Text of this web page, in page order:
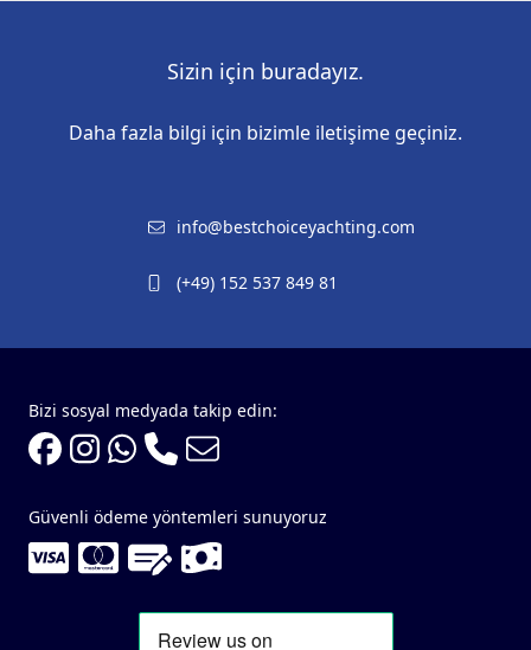
Sizin için buradayız.
Daha fazla bilgi için bizimle iletişime geçiniz.
info@bestchoiceyachting.com
(+49) 152 537 849 81
Bizi sosyal medyada takip edin:
Güvenli ödeme yöntemleri sunuyoruz